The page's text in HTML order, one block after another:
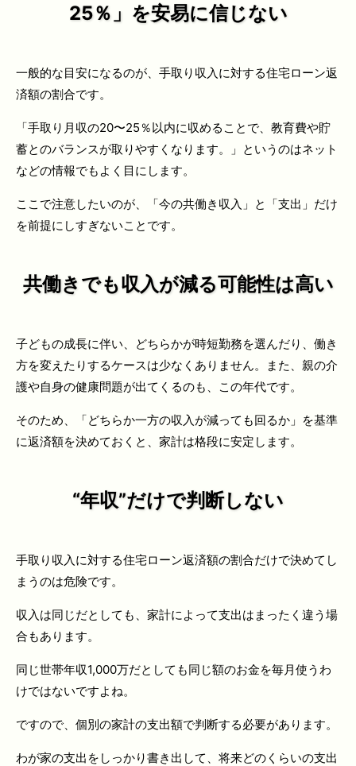
25％」を安易に信じない
一般的な目安になるのが、手取り収入に対する住宅ローン返
済額の割合です。
「手取り月収の20〜25％以内に収めることで、教育費や貯
蓄とのバランスが取りやすくなります。」というのはネット
などの情報でもよく目にします。
ここで注意したいのが、「今の共働き収入」と「支出」だけ
を前提にしすぎないことです。
共働きでも収入が減る可能性は高い
子どもの成長に伴い、どちらかが時短勤務を選んだり、働き
方を変えたりするケースは少なくありません。また、親の介
護や自身の健康問題が出てくるのも、この年代です。
そのため、「どちらか一方の収入が減っても回るか」を基準
に返済額を決めておくと、家計は格段に安定します。
“年収”だけで判断しない
手取り収入に対する住宅ローン返済額の割合だけで決めてし
まうのは危険です。
収入は同じだとしても、家計によって支出はまったく違う場
合もあります。
同じ世帯年収1,000万だとしても同じ額のお金を毎月使うわ
けではないですよね。
ですので、個別の家計の支出額で判断する必要があります。
わが家の支出をしっかり書き出して、将来どのくらいの支出